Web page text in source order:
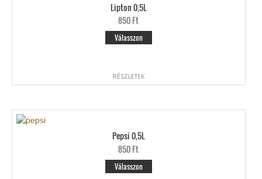
Lipton 0,5L
850 Ft
Válasszon
RÉSZLETEK
Pepsi 0,5L
850 Ft
Válasszon